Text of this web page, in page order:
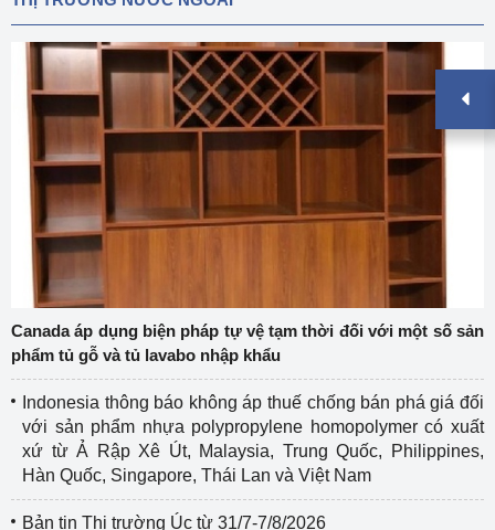
Canada áp dụng biện pháp tự vệ tạm thời đối với một số sản
phẩm tủ gỗ và tủ lavabo nhập khẩu
Indonesia thông báo không áp thuế chống bán phá giá đối
với sản phẩm nhựa polypropylene homopolymer có xuất
xứ từ Ả Rập Xê Út, Malaysia, Trung Quốc, Philippines,
Hàn Quốc, Singapore, Thái Lan và Việt Nam
Bản tin Thị trường Úc từ 31/7-7/8/2026